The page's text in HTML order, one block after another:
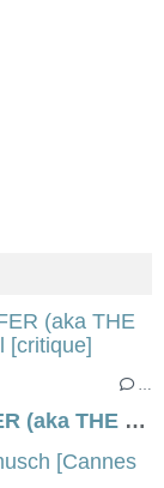
SORCIÈRE - CINQ JOURS EN ENFER (aka THE RECKONING en VO) de Neil Marshall [critique]